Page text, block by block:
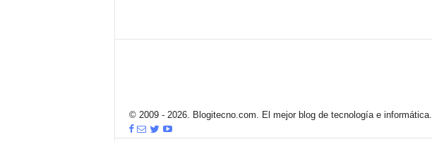
© 2009 - 2026. Blogitecno.com. El mejor blog de tecnología e informática.